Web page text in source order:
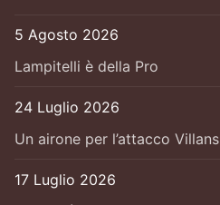
5 Agosto 2026
Lampitelli è della Pro
24 Luglio 2026
Un airone per l’attacco Villans
17 Luglio 2026